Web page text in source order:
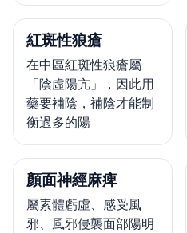
紅斑性狼瘡
在中區紅斑性狼瘡屬
「陰虛陽亢」，因此用
藥要補陰，補陰才能制
衡過多的陽
顏面神經麻痺
屬素體虧虛、感受風
邪、風邪侵襲面部陽明